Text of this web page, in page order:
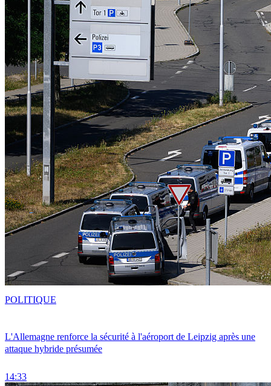
L'Allemagne renforce la sécurité à l'aéroport de Leipzig après une
attaque hybride présumée
14:33
POLITIQUE